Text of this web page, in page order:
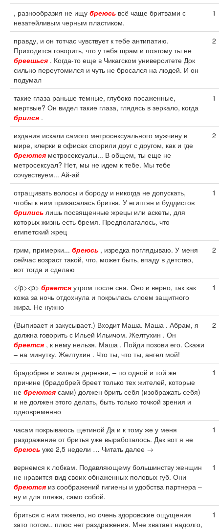
, разнообразия не ищу бреюсь всё чаще бритвами с
незатейливым черным пластиком.
1
правду, и он тотчас чувствует к тебе антипатию.
Приходится говорить, что у тебя шрам и поэтому ты не
бреешься . Когда-то еще в Чикагском университете Док
сильно переутомился и чуть не бросался на людей. И он
подумал
2
такие глаза раньше темные, глубоко посаженные,
мертвые? Он видел такие глаза, глядясь в зеркало, когда
брился .
1
издания искали самого метросексуального мужчину в
мире, клерки в офисах спорили друг с другом, как и где
бреются метросексуалы... В общем, ты еще не
метросексуал? Нет, мы не идем к тебе. Мы тебе
сочувствуем... Ай-ай
2
отращивать волосы и бороду и никогда не допускать,
чтобы к ним прикасалась бритва. У египтян и буддистов
брились лишь посвященные жрецы или аскеты, для
которых жизнь есть бремя. Предполагалось, что
египетский жрец
1
грим, примерки... бреюсь , изредка поглядываю. У меня
сейчас возраст такой, что, может быть, впаду в детство,
вот тогда и сделаю
2
</p><p> бреется утром после сна. Оно и верно, так как
кожа за ночь отдохнула и покрылась слоем защитного
жира. Не нужно
1
(Выпивает и закусывает.) Входит Маша. Маша . Абрам, я
должна говорить с Ильей Ильичом. Желтухин . Он
бреется , к нему нельзя. Маша . Пойди позови его. Скажи
– на минутку. Желтухин . Что ты, что ты, ангел мой!
2
брадобрея и жителя деревни, – по одной и той же
причине (брадобрей бреет только тех жителей, которые
не бреются сами) должен брить себя (изображать себя)
и не должен этого делать, быть только точкой зрения и
одновременно
1
часам покрываюсь щетиной Да и к тому же у меня
раздражение от бритья уже выработалось. Дак вот я не
бреюсь уже 2,5 недели … Читать далее →
1
вернемся к лобкам. Подавляющему большинству женщин
не нравится вид своих обнаженных половых губ. Они
бреются из соображений гигиены и удобства партнера –
ну и для пляжа, само собой.
1
бриться с ним тяжело, но очень здоровские ощущения
зато потом.. плюс нет раздражения. Мне хватает надолго,
1